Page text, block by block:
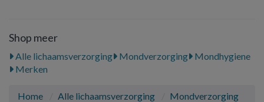
Shop meer
Alle lichaamsverzorging Mondverzorging
Mondhygiene
Merken
Home Alle lichaamsverzorging
Mondverzorging